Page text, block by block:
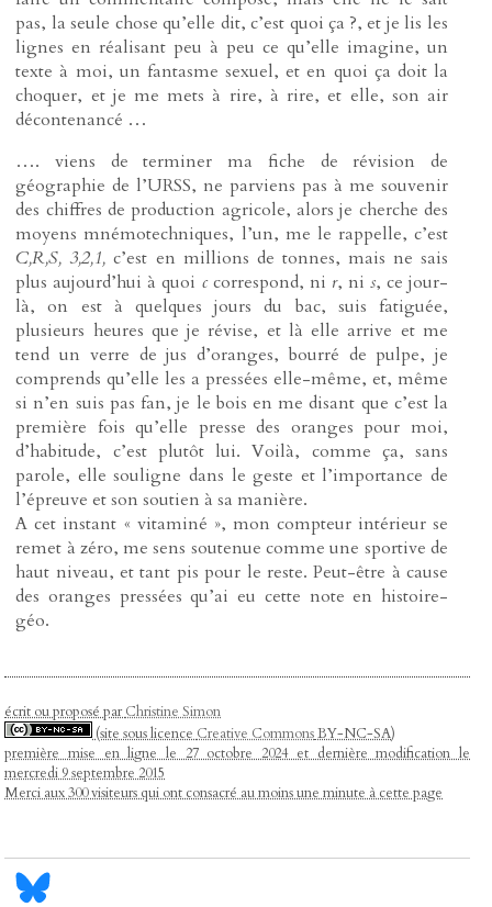
pas, la seule chose qu’elle dit, c’est quoi ça ?, et je lis les
lignes en réalisant peu à peu ce qu’elle imagine, un
texte à moi, un fantasme sexuel, et en quoi ça doit la
choquer, et je me mets à rire, à rire, et elle, son air
décontenancé …
…. viens de terminer ma fiche de révision de
géographie de l’URSS, ne parviens pas à me souvenir
des chiffres de production agricole, alors je cherche des
moyens mnémotechniques, l’un, me le rappelle, c’est
C,R,S, 3,2,1, c’est en millions de tonnes, mais ne sais
plus aujourd’hui à quoi ccorrespond, ni r, ni s, ce jour-
là, on est à quelques jours du bac, suis fatiguée,
plusieurs heures que je révise, et là elle arrive et me
tend un verre de jus d’oranges, bourré de pulpe, je
comprends qu’elle les a pressées elle-même, et, même
si n’en suis pas fan, je le bois en me disant que c’est la
première fois qu’elle presse des oranges pour moi,
d’habitude, c’est plutôt lui. Voilà, comme ça, sans
parole, elle souligne dans le geste et l’importance de
l’épreuve et son soutien à sa manière.
A cet instant « vitaminé », mon compteur intérieur se
remet à zéro, me sens soutenue comme une sportive de
haut niveau, et tant pis pour le reste. Peut-être à cause
des oranges pressées qu’ai eu cette note en histoire-
géo.
écrit ou proposé parChristine Simon
(site sous licence Creative CommonsBY-NC-SA)
première mise en ligne le 27 octobre 2024 et dernière modification le
mercredi 9 septembre 2015
Merci aux 300 visiteurs qui ont consacré au moins une minute à cette page